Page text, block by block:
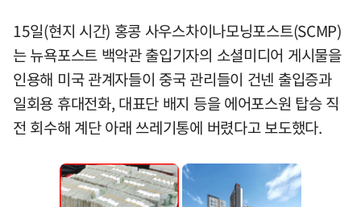
15일(현지 시간) 홍콩 사우스차이나모닝포스트(SCMP)
는 뉴욕포스트 백악관 출입기자의 소셜미디어 게시물을
인용해 미국 관계자들이 중국 관리들이 건넨 출입증과
일회용 휴대전화, 대표단 배지 등을 에어포스원 탑승 직
전 회수해 계단 아래 쓰레기통에 버렸다고 보도했다.